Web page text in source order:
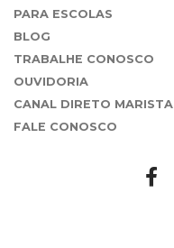
PARA ESCOLAS
BLOG
TRABALHE CONOSCO
OUVIDORIA
CANAL DIRETO MARISTA
FALE CONOSCO